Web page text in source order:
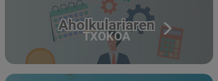
Aholkulariaren
TXOKOA